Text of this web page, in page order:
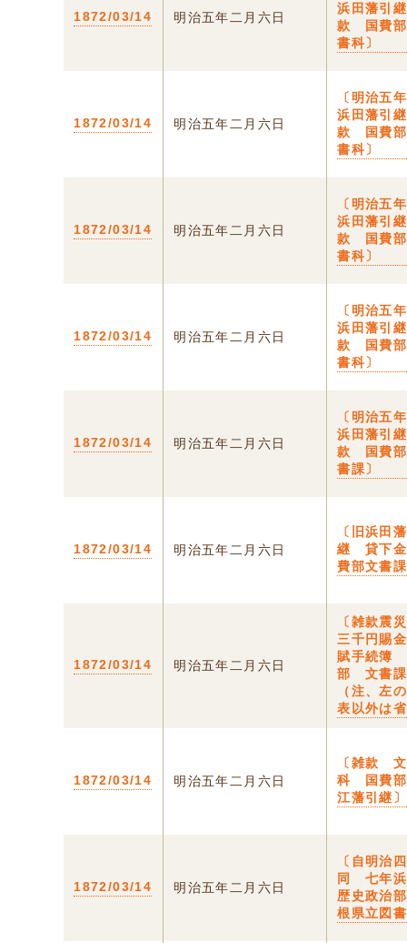
1872/03/14 明治五年二月六日
浜田藩引
款 国費
書科〕
1872/03/14 明治五年二月六日
〔明治五
浜田藩引
款 国費
書科〕
1872/03/14 明治五年二月六日
〔明治五
浜田藩引
款 国費
書科〕
1872/03/14 明治五年二月六日
〔明治五
浜田藩引
款 国費
書科〕
1872/03/14 明治五年二月六日
〔明治五
浜田藩引
款 国費
書課〕
1872/03/14 明治五年二月六日
〔旧浜田
継 貸下金
費部文書
1872/03/14 明治五年二月六日
〔雑款震
三千円賜
賦手続簿
部 文書
（注、左
表以外は
1872/03/14 明治五年二月六日
〔雑款
科 国費部
江藩引継〕
1872/03/14 明治五年二月六日
〔自明治
同 七年
歴史政治
根県立図